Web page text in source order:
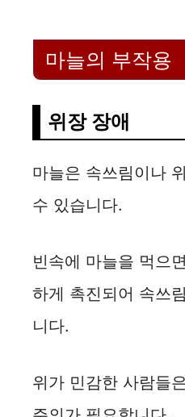
마늘의 부작용
위장 장애
마늘은 속쓰림이나
수 있습니다.
빈속에 마늘을 먹으
하게 촉진되어 속쓰
니다.
위가 민감한 사람들